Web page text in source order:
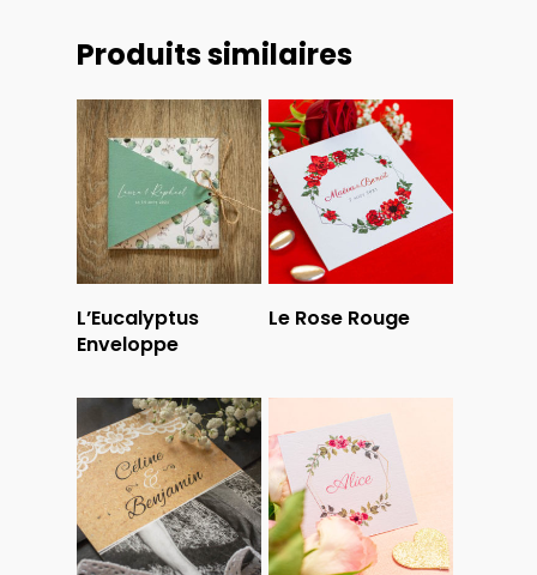
Produits similaires
Lire La Suite
L’Eucalyptus
Enveloppe
Lire La Suite
Le Rose Rouge